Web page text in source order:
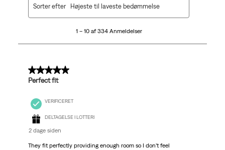
334
1 – 10 af 334 Anmeldelser
Sorter efter Højeste til laveste bedømmelse
5 ud af 5 stjerner.
Perfect fit
VERIFICERET
DELTAGELSE I LOTTERI
2 dage siden
They fit perfectly providing enough room so I don’t feel